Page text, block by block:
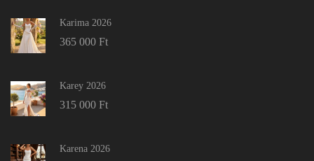
Karima 2026
365 000 Ft
Karey 2026
315 000 Ft
Karena 2026